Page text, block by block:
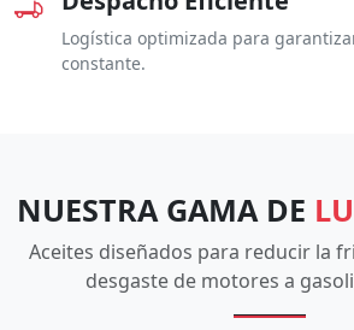
Logística optimizada para
constante.
NUESTRA GAMA DE
Aceites diseñados para reducir la
desgaste de motores a